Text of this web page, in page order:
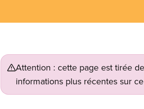
Attention : cette page est tirée
informations plus récentes sur